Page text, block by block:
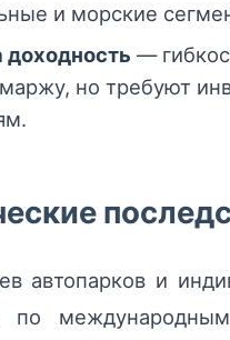
и морские
доходность —
но требуют
автопарков и
по